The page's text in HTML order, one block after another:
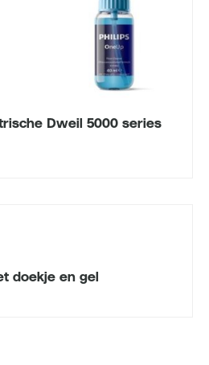
Dweil 5000 series
doekje en gel